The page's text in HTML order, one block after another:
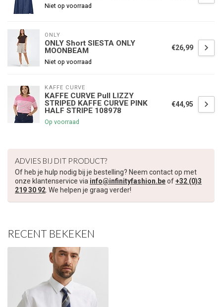
Niet op voorraad
ONLY
ONLY Short SIESTA ONLY
MOONBEAM
Niet op voorraad
€26,99
KAFFE CURVE
KAFFE CURVE Pull LIZZY
STRIPED KAFFE CURVE PINK
HALF STRIPE 108978
Op voorraad
€44,95
ADVIES BIJ DIT PRODUCT?
Of heb je hulp nodig bij je bestelling? Neem contact op met
onze klantenservice via info@infinityfashion.beof+32 (0)3
219 30 92. We helpen je graag verder!
RECENT BEKEKEN